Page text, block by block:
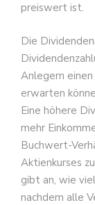
preiswert ist.
Die
Anlegern
erwarten
Eine höhere
mehr
Buchwert-
Aktienkurses
gibt an, wie
nachdem alle